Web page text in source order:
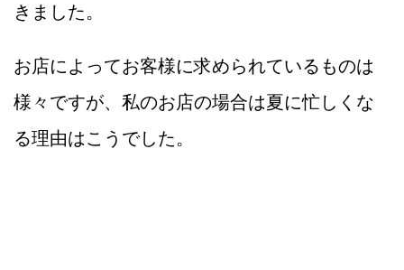
きました。
お店によってお客様に求められているものは
様々ですが、私のお店の場合は夏に忙しくな
る理由はこうでした。